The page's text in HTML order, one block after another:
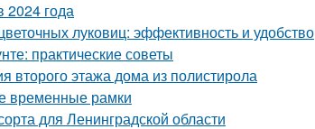
2024 года
луковиц: эффективность и удобство
практические советы
этажа дома из полистирола
временные рамки
для Ленинградской области